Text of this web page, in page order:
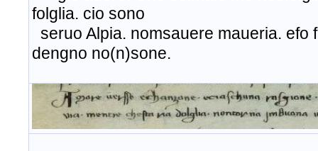
folglia. cio sono
seruo Alpia. nomsauere maueria. efo
dengno no(n)sone.